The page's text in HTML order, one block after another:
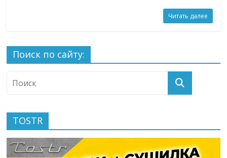
Читать далее
Поиск по сайту:
TOSTR